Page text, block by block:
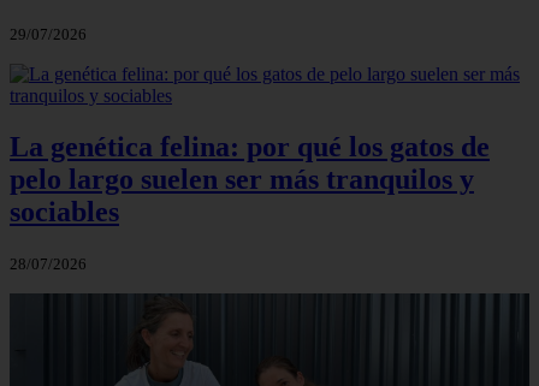
29/07/2026
La genética felina: por qué los gatos de
pelo largo suelen ser más tranquilos y
sociables
28/07/2026